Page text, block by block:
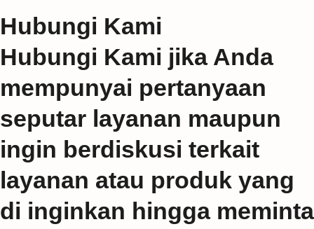
Hubungi Kami
Hubungi Kami jika Anda
mempunyai pertanyaan
seputar layanan maupun
ingin berdiskusi terkait
layanan atau produk yang
di inginkan hingga meminta